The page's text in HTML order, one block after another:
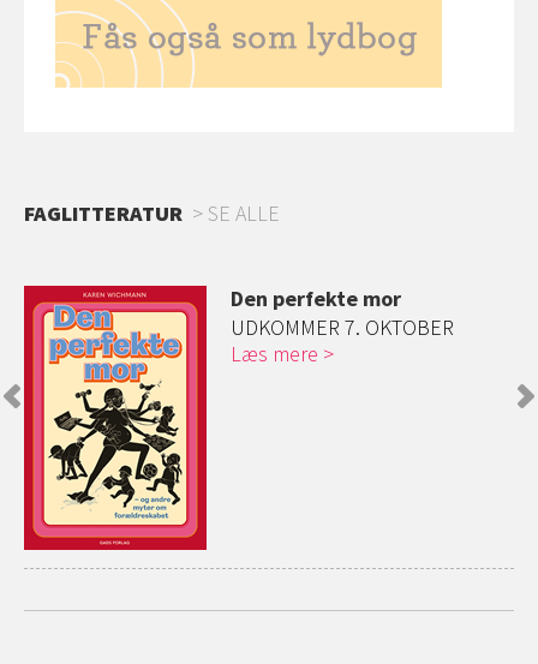
FAGLITTERATUR SE ALLE
Den perfekte mor
UDKOMMER 7. OKTOBER
Læs mere